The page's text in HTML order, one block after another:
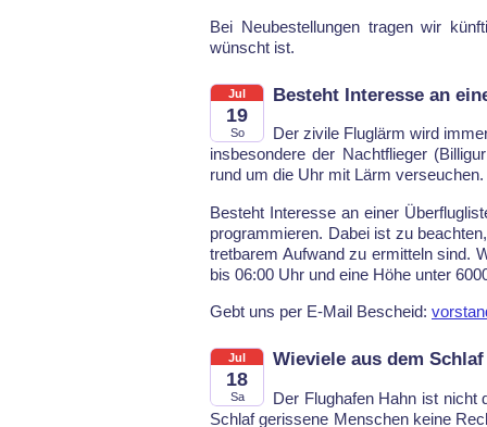
Bei Neu­be­stel­lun­gen tra­gen wir
wünscht ist.
Jul
19
So
Besteht Interesse an
Der zi­vi­le Fluglärm wird
ins­be­son­de­re der Nacht­flie­ger
rund um die Uhr mit Lärm ver­seu­chen.
Be­steht In­ter­es­se an ei­ner
pro­gram­mie­ren. Da­bei ist zu
tret­ba­rem Auf­wand zu er­mit­teln sind.
bis 06:00 Uhr und eine Höhe unter
Gebt uns per E-Mail Bescheid:
Jul
18
Sa
Wieviele aus dem
Der Flug­ha­fen Hahn ist nicht
Schlaf ge­ris­se­ne Men­schen kei­ne